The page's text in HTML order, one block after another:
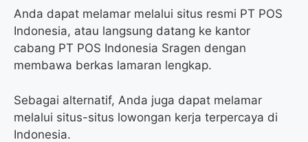
Anda dapat melamar melalui situs resmi PT POS
Indonesia, atau langsung datang ke kantor
cabang PT POS Indonesia Sragen dengan
membawa berkas lamaran lengkap.
Sebagai alternatif, Anda juga dapat melamar
melalui situs-situs lowongan kerja terpercaya di
Indonesia.